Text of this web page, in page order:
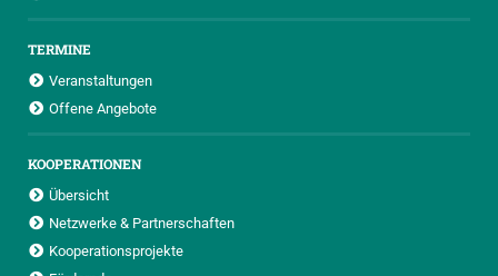
TERMINE
Veranstaltungen
Offene Angebote
KOOPERATIONEN
Übersicht
Netzwerke & Partnerschaften
Kooperationsprojekte